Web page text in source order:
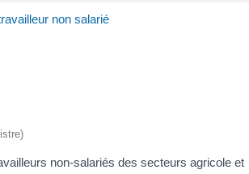
non salarié
non-salariés des secteurs agricole et